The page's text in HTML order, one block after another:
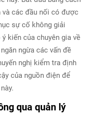
và các đầu nối có được
sự cố không giải
kiến của chuyên gia về
ngừa các vấn đề
nghị kiểm tra định
của nguồn điện để
qua quản lý